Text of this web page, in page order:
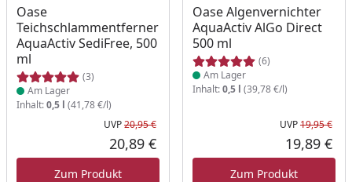
Oase
Teichschlammentferner
AquaActiv SediFree, 500
ml
(3)
Produkt am Lager
Am Lager
Inhalt:0,5 l (41,78 €/l)
Ursprünglicher Preis
UVP20,95 €
Aktueller Preis
20,89 €
Zum Produkt
Oase Algenvernichter
AquaActiv AlGo Direct
500 ml
(6)
Produkt am Lager
Am Lager
Inhalt:0,5 l (39,78 €/l)
UVP19,95 €
19,89 €
Zum Produkt